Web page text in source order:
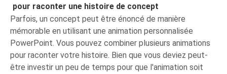
pour raconter une histoire de concept
Parfois, un concept peut être énoncé de manière
mémorable en utilisant une animation personnalisée
PowerPoint. Vous pouvez combiner plusieurs animations
pour raconter votre histoire. Bien que vous deviez peut-
être investir un peu de temps pour que l'animation soit